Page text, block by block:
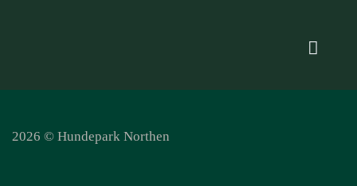
2026 © Hundepark Northen